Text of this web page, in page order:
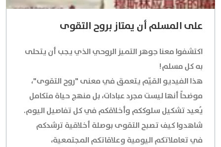
على المسلم أن يمتاز بروح التقوى
اكتشفوا معنا جوهر التميز الروحي الذي يجب أن يتحلى
به كل مسلم!
هذا الفيديو القيّم يتعمق في معنى "روح التقوى"،
موضحاً أنها ليست مجرد عبادات، بل منهج حياة متكامل
يُعيد تشكيل سلوككم وأخلاقكم في كل تفاصيل اليوم.
شاهدوا كيف تصبح التقوى بوصلة أخلاقية ترشدكم
في تعاملاتكم اليومية وعلاقاتكم المجتمعية،